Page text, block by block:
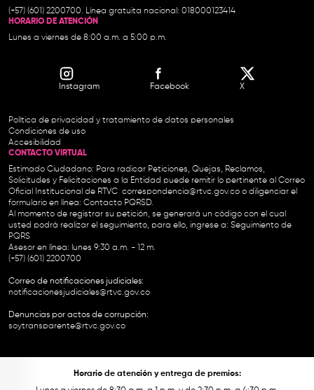
(+57) (601) 2200700. Línea gratuita nacional: 018000123414
HORARIO DE ATENCIÓN
Lunes a viernes de 8:00 a.m. a 5:00 p.m.
Instagram Facebook X
Política de privacidad y tratamiento de datos personales
Condiciones de uso
Accesibilidad
CONTACTO VIRTUAL
Estimado Ciudadano: Para radicar Peticiones, Quejas, Reclamos,
Solicitudes y Felicitaciones a la Entidad puede remitir lo pertinente al Correo
Oficial Institucional de RTVC correspondencia@rtvc.gov.co o diligenciar el
formulario en línea: Contacto PQRSD.
Al momento de registrar su petición, se generará un código con el cual
usted podrá realizar el seguimiento, para ello, ingrese a: Seguimiento de
PQRS
Asesor en línea: lunes 9:30 a.m. - 12 m.
(+57) (601) 2200700
Correo de notificaciones judiciales:
notificacionesjudiciales@rtvc.gov.co
Denuncias por actos de corrupción:
soytransparente@rtvc.gov.co
Horario de atención y entrega de premios: